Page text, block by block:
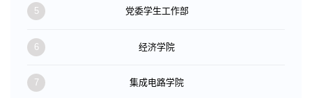
5 党委学生工作部
6 经济学院
7 集成电路学院